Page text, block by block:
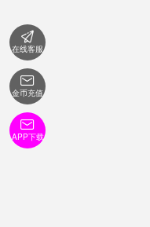

在线客服

金币充值

APP下载